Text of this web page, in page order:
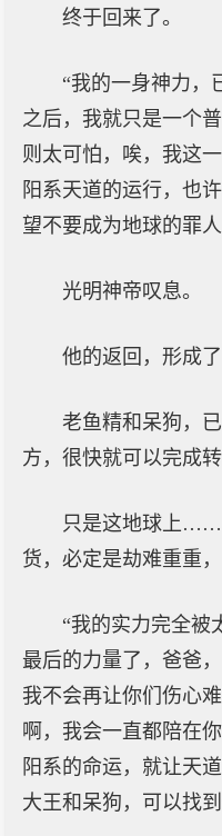
终于回来了。
“我的一身神力
之后，我就只是一个
则太可怕，唉，我这
阳系天道的运行，也
望不要成为地球的罪
光明神帝叹息。
他的返回，形成了
老鱼精和呆狗，
方，很快就可以完成转
只是这地球上……
货，必定是劫难重重
“我的实力完全被
最后的力量了，爸爸
我不会再让你们伤心
啊，我会一直都陪在
阳系的命运，就让天
大王和呆狗，可以找